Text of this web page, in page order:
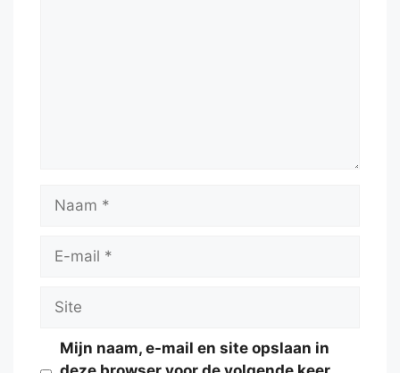
Naam
Site
Mijn naam, e-mail en site opslaan in